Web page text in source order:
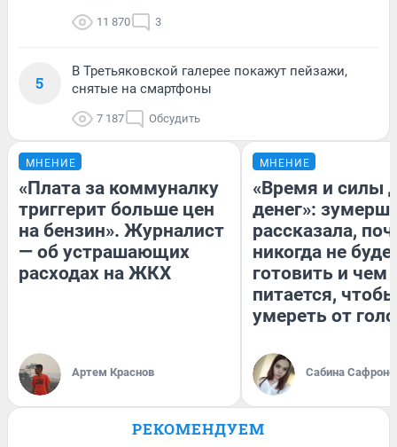
11 870 3
5
В Третьяковской галерее покажут пейзажи,
снятые на смартфоны
7 187 Обсудить
МНЕНИЕ
«Плата за коммуналку
триггерит больше цен
на бензин». Журналист
— об устрашающих
расходах на ЖКХ
Артем Краснов
МНЕНИЕ
«Время и силы
денег»:
рассказала,
никогда не
готовить и чем
питается,
умереть от
Сабина
РЕКОМЕНДУЕМ